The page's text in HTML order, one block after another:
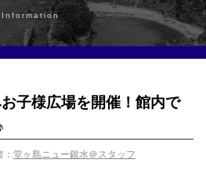
Information
子様広場を開催！館内で
堂ヶ島ニュー銀水＠スタッフ